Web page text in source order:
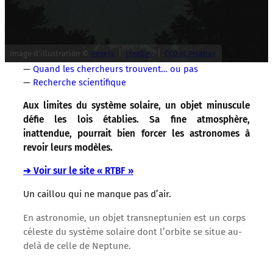
Image d’illustration © Pexels Pixabay CC0 or Pixabay
— Quand les chercheurs trouvent… ou pas
— Recherche scientifique
Aux limites du système solaire, un objet minuscule
défie les lois établies. Sa fine atmosphère,
inattendue, pourrait bien forcer les astronomes à
revoir leurs modèles.
➔ Voir sur le site « RTBF »
Un caillou qui ne manque pas d’air.
En astronomie, un objet transneptunien est un corps
céleste du système solaire dont l’orbite se situe au-
delà de celle de Neptune.